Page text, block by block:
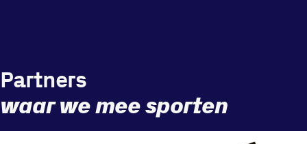
Halmaheiraplein 35
3312 GH Dordrecht
Partners
waar we mee sporten